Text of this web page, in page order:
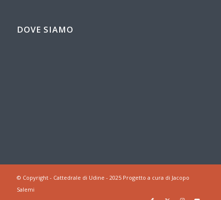
DOVE SIAMO
© Copyright - Cattedrale di Udine - 2025 Progetto a cura di Jacopo
Salemi